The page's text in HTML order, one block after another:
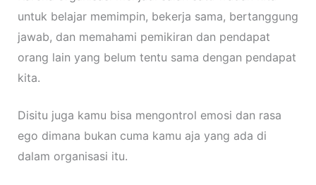
untuk belajar memimpin, bekerja sama, bertanggung
jawab, dan memahami pemikiran dan pendapat
orang lain yang belum tentu sama dengan pendapat
kita.
Disitu juga kamu bisa mengontrol emosi dan rasa
ego dimana bukan cuma kamu aja yang ada di
dalam organisasi itu.